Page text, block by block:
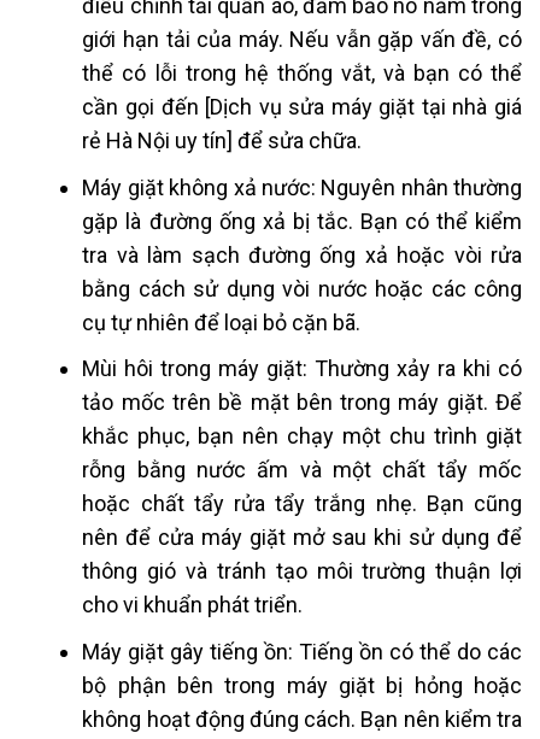
điều chỉnh tải quần áo, đảm bảo nó nằm trong
giới hạn tải của máy. Nếu vẫn gặp vấn đề, có
thể có lỗi trong hệ thống vắt, và bạn có thể
cần gọi đến [Dịch vụ sửa máy giặt tại nhà giá
rẻ Hà Nội uy tín] để sửa chữa.
Máy giặt không xả nước: Nguyên nhân thường
gặp là đường ống xả bị tắc. Bạn có thể kiểm
tra và làm sạch đường ống xả hoặc vòi rửa
bằng cách sử dụng vòi nước hoặc các công
cụ tự nhiên để loại bỏ cặn bã.
Mùi hôi trong máy giặt: Thường xảy ra khi có
tảo mốc trên bề mặt bên trong máy giặt. Để
khắc phục, bạn nên chạy một chu trình giặt
rỗng bằng nước ấm và một chất tẩy mốc
hoặc chất tẩy rửa tẩy trắng nhẹ. Bạn cũng
nên để cửa máy giặt mở sau khi sử dụng để
thông gió và tránh tạo môi trường thuận lợi
cho vi khuẩn phát triển.
Máy giặt gây tiếng ồn: Tiếng ồn có thể do các
bộ phận bên trong máy giặt bị hỏng hoặc
không hoạt động đúng cách. Bạn nên kiểm tra